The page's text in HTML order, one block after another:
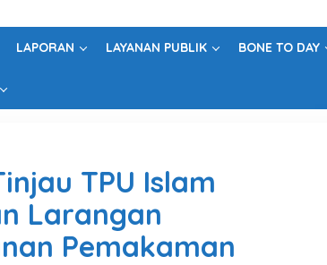
LAPORAN LAYANAN PUBLIK BONE TO DAY
TPU Islam
Larangan
Pemakaman